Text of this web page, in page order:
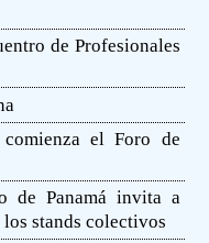
de Profesionales
el Foro de
de Panamá invita a
stands colectivos